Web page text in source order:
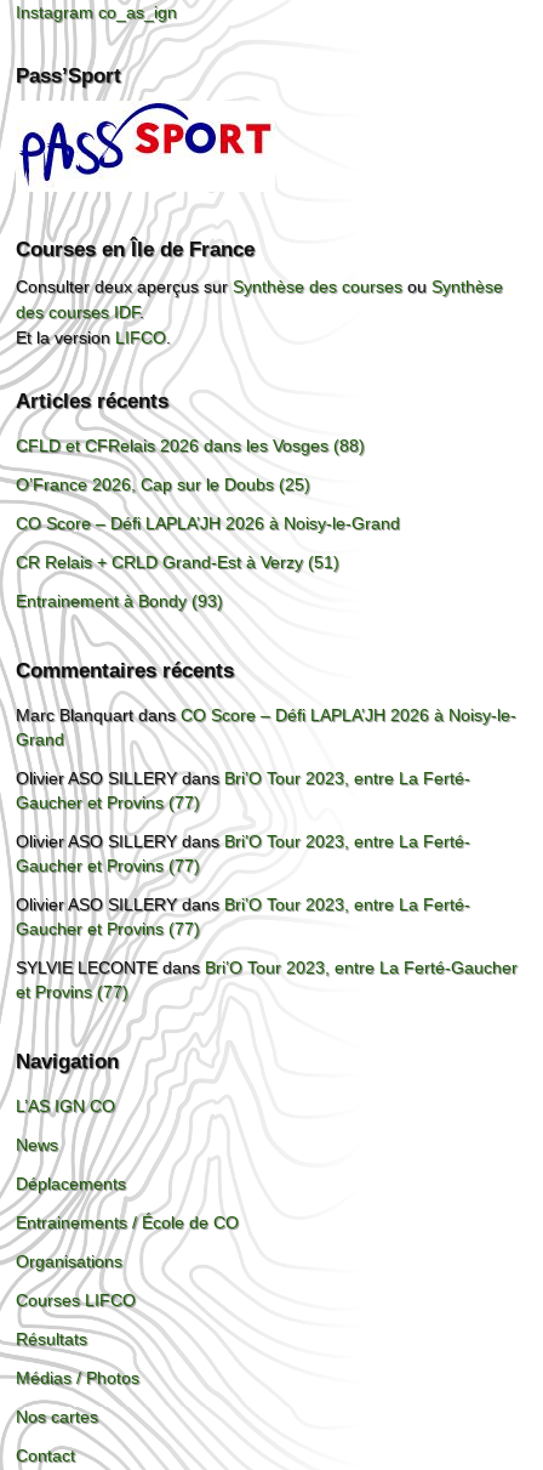
Instagram co_as_ign
Pass’Sport
Courses en Île de France
Consulter deux aperçus surSynthèse des coursesouSynthèse
des courses IDF.
Et la version LIFCO.
Articles récents
CFLD et CFRelais 2026 dans les Vosges (88)
O’France 2026, Cap sur le Doubs (25)
CO Score – Défi LAPLA’JH 2026 à Noisy-le-Grand
CR Relais + CRLD Grand-Est à Verzy (51)
Entrainement à Bondy (93)
Commentaires récents
Marc BlanquartdansCO Score – Défi LAPLA’JH 2026 à Noisy-le-
Grand
Olivier ASO SILLERYdans Bri’O Tour 2023, entre La Ferté-
Gaucher et Provins (77)
Olivier ASO SILLERYdansBri’O Tour 2023, entre La Ferté-
Gaucher et Provins (77)
Olivier ASO SILLERYdans Bri’O Tour 2023, entre La Ferté-
Gaucher et Provins (77)
SYLVIE LECONTEdans Bri’O Tour 2023, entre La Ferté-Gaucher
et Provins (77)
Navigation
L’AS IGN CO
News
Déplacements
Entrainements / École de CO
Organisations
Courses LIFCO
Résultats
Médias / Photos
Nos cartes
Contact